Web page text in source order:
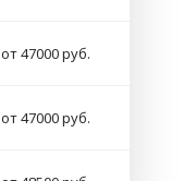
от 47000 руб.
от 47000 руб.